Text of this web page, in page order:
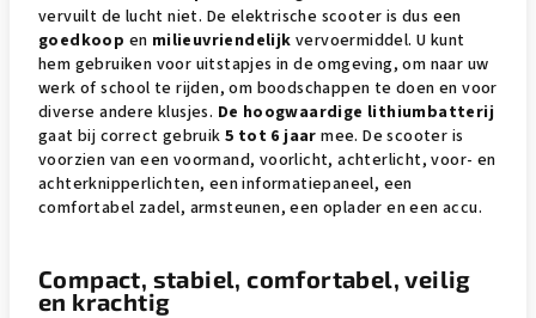
vervuilt de lucht niet. De elektrische scooter is dus een
goedkoop en milieuvriendelijk vervoermiddel. U kunt
hem gebruiken voor uitstapjes in de omgeving, om naar uw
werk of school te rijden, om boodschappen te doen en voor
diverse andere klusjes. De hoogwaardige lithiumbatterij
gaat bij correct gebruik 5 tot 6 jaar mee. De scooter is
voorzien van een voormand, voorlicht, achterlicht, voor- en
achterknipperlichten, een informatiepaneel, een
comfortabel zadel, armsteunen, een oplader en een accu.
Compact, stabiel, comfortabel, veilig
en krachtig